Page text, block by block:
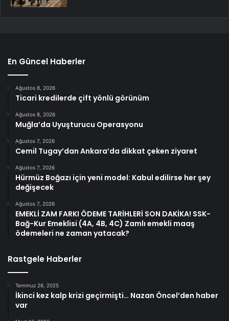
En Güncel Haberler
Ağustos 8, 2026
Ticari kredilerde çift yönlü görünüm
Ağustos 8, 2026
Muğla’da Uyuşturucu Operasyonu
Ağustos 7, 2026
Cemil Tugay’dan Ankara’da dikkat çeken ziyaret
Ağustos 7, 2026
Hürmüz Boğazı için yeni model: Kabul edilirse her şey
değişecek
Ağustos 7, 2026
EMEKLİ ZAM FARKI ÖDEME TARİHLERİ SON DAKİKA! SSK-
Bağ-Kur Emeklisi (4A, 4B, 4C) Zamlı emekli maaş
ödemeleri ne zaman yatacak?
Rastgele Haberler
Temmuz 26, 2025
İkinci kez kalp krizi geçirmişti… Nazan Öncel’den haber
var